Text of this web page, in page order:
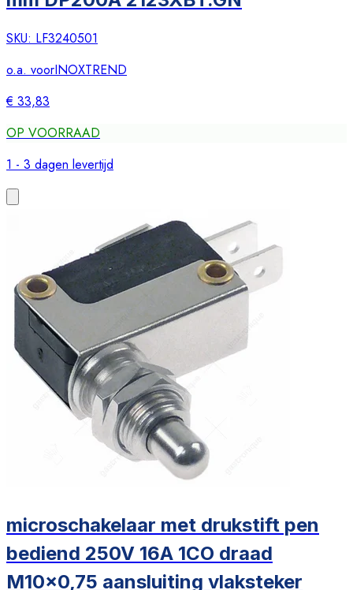
SKU: LF3240501
o.a. voorINOXTREND
€ 33,83
OP VOORRAAD
1 - 3 dagen levertijd
microschakelaar met drukstift pen
bediend 250V 16A 1CO draad
M10x0,75 aansluiting vlaksteker